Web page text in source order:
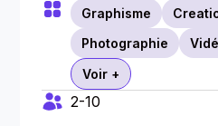
Graphisme
Photographie
Voir +
2-10